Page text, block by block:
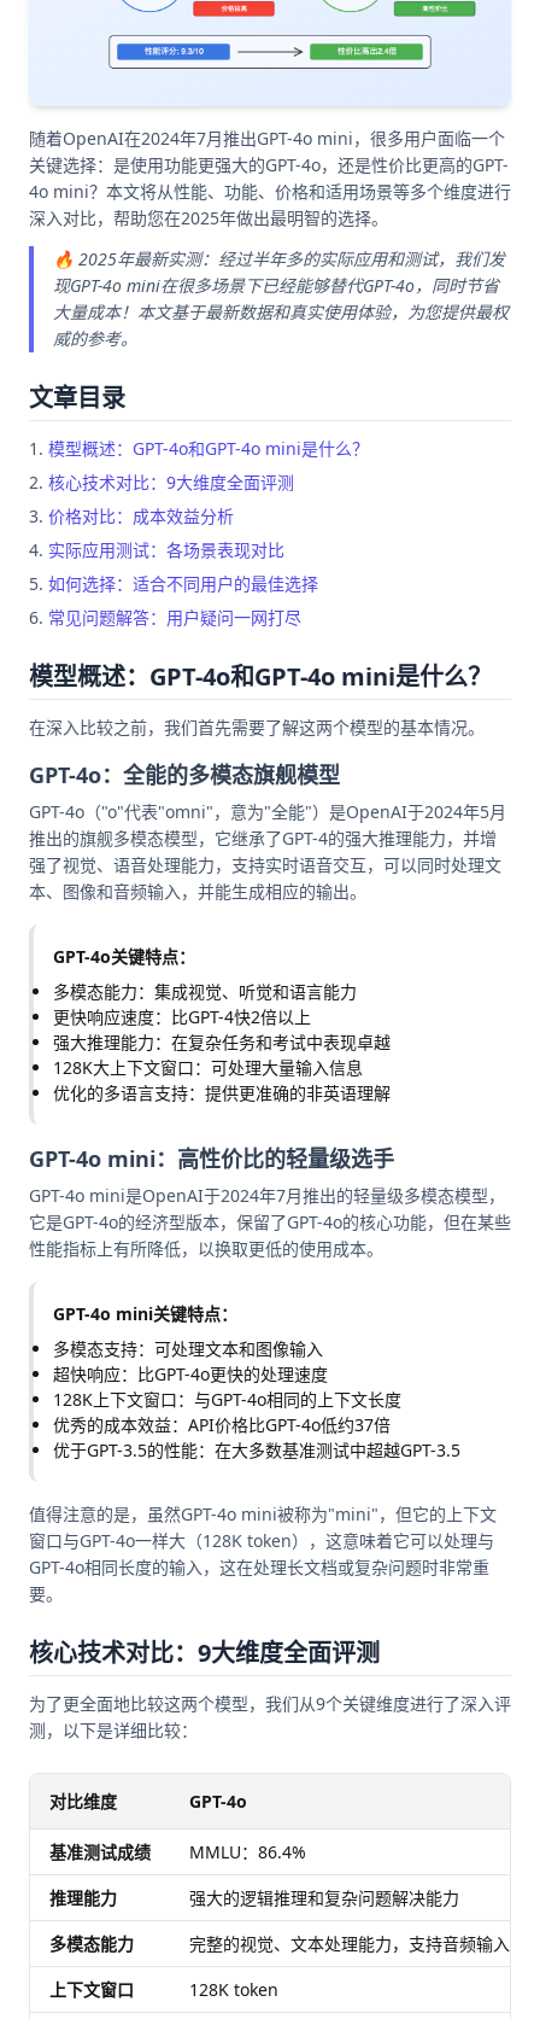
随着OpenAI在2024年7月推出GPT-4o mini，很多用户面临一个
关键选择：是使用功能更强大的GPT-4o，还是性价比更高的GPT-
4o mini？本文将从性能、功能、价格和适用场景等多个维度进行
深入对比，帮助您在2025年做出最明智的选择。
🔥 2025年最新实测：经过半年多的实际应用和测试，我们发
现GPT-4o mini在很多场景下已经能够替代GPT-4o，同时节省
大量成本！本文基于最新数据和真实使用体验，为您提供最权
威的参考。
文章目录
模型概述：GPT-4o和GPT-4o mini是什么？
核心技术对比：9大维度全面评测
价格对比：成本效益分析
实际应用测试：各场景表现对比
如何选择：适合不同用户的最佳选择
常见问题解答：用户疑问一网打尽
模型概述：GPT-4o和GPT-4o mini是什么？
在深入比较之前，我们首先需要了解这两个模型的基本情况。
GPT-4o：全能的多模态旗舰模型
GPT-4o（"o"代表"omni"，意为"全能"）是OpenAI于2024年5月
推出的旗舰多模态模型，它继承了GPT-4的强大推理能力，并增
强了视觉、语音处理能力，支持实时语音交互，可以同时处理文
本、图像和音频输入，并能生成相应的输出。
GPT-4o关键特点：
多模态能力：集成视觉、听觉和语言能力
更快响应速度：比GPT-4快2倍以上
强大推理能力：在复杂任务和考试中表现卓越
128K大上下文窗口：可处理大量输入信息
优化的多语言支持：提供更准确的非英语理解
GPT-4o mini：高性价比的轻量级选手
GPT-4o mini是OpenAI于2024年7月推出的轻量级多模态模型，
它是GPT-4o的经济型版本，保留了GPT-4o的核心功能，但在某些
性能指标上有所降低，以换取更低的使用成本。
GPT-4o mini关键特点：
多模态支持：可处理文本和图像输入
超快响应：比GPT-4o更快的处理速度
128K上下文窗口：与GPT-4o相同的上下文长度
优秀的成本效益：API价格比GPT-4o低约37倍
优于GPT-3.5的性能：在大多数基准测试中超越GPT-3.5
值得注意的是，虽然GPT-4o mini被称为"mini"，但它的上下文
窗口与GPT-4o一样大（128K token），这意味着它可以处理与
GPT-4o相同长度的输入，这在处理长文档或复杂问题时非常重
要。
核心技术对比：9大维度全面评测
为了更全面地比较这两个模型，我们从9个关键维度进行了深入评
测，以下是详细比较：
对比维度 GPT-4o
基准测试成绩
MMLU：86.4%
推理能力
强大的逻辑推理和复杂问题解决能力
多模态能力
完整的视觉、文本处理能力，支持音频输入
上下文窗口
128K token